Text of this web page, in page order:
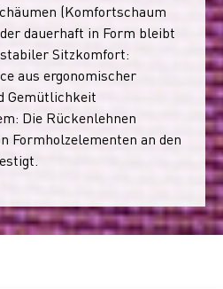
(Komfortschaum
dauerhaft in Form bleibt
Sitzkomfort:
aus ergonomischer
Gemütlichkeit
Die Rückenlehnen
Formholzelementen an den